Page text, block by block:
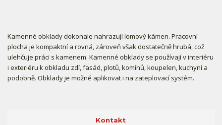
Kamenné obklady dokonale nahrazují lomový kámen. Pracovní
plocha je kompaktní a rovná, zároveň však dostatečně hrubá, což
ulehčuje práci s kamenem. Kamenné obklady se používají v interiéru
i exteriéru k obkladu zdí, fasád, plotů, komínů, koupelen, kuchyní a
podobně. Obklady je možné aplikovat i na zateplovací systém.
Kontakt